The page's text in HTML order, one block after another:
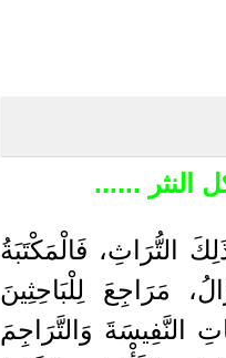
النثر ......
التُّرَاثِ، فَالْمَكْتَبَةُ
مَرَاجِعَ لِلْبَاحِثِينَ
النَّفِيسَةَ وَالتَّرَاجِمَ